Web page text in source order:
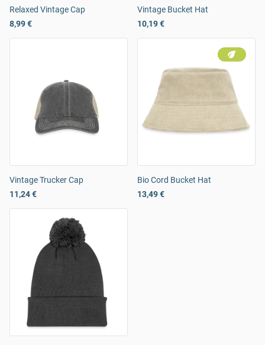
Relaxed Vintage Cap
8,99 €
Vintage Bucket Hat
10,19 €
Vintage Trucker Cap
11,24 €
Bio Cord Bucket Hat
13,49 €